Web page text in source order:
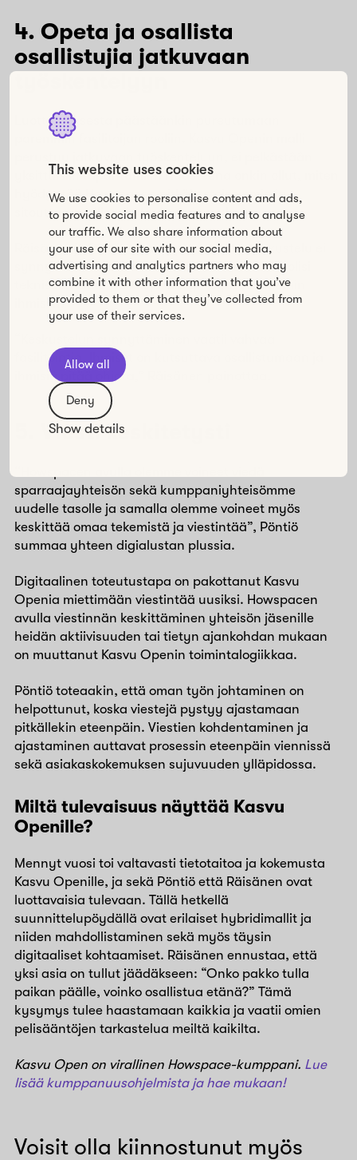
This website uses cookies
We use cookies to personalise content and ads,
to provide social media features and to analyse
our traffic. We also share information about
your use of our site with our social media,
advertising and analytics partners who may
combine it with other information that you’ve
provided to them or that they’ve collected from
your use of their services.
Allow all
Deny
Show details
4. Opeta ja osallista
osallistujia jatkuvaan
Luottamuksesta päästäänkin pureutumaan
paremmin fasilitoijan rooliin. Kasvu Openin malli
yksittäisiin tapahtumiin. Haasteena onkin ollut, miten
hyödyntää Howspacea pitkäkestoisemmin ja
sitouttaa osallistujia laajemmin mukaan.
Räisänen ja Pöntiö ovat oppineet, että keskustelu ei
synny välttämättä itsestään vaikka alustalle olisi
teknisesti luotu paikkoja olla yhteydessä muihin
ihmisiin.
fasilitointia. Ihmiset on kutsuttava osallistumaan ja
ihmisiä pitää ohjata,” Räisänen painottaa.
5. Viesti keskitetysti
sparraajayhteisön sekä kumppaniyhteisömme
uudelle tasolle ja samalla olemme voineet myös
keskittää omaa tekemistä ja viestintää”, Pöntiö
summaa yhteen digialustan plussia.
Digitaalinen toteutustapa on pakottanut Kasvu
Openia miettimään viestintää uusiksi. Howspacen
avulla viestinnän keskittäminen yhteisön jäsenille
heidän aktiivisuuden tai tietyn ajankohdan mukaan
on muuttanut Kasvu Openin toimintalogiikkaa.
Pöntiö toteaakin, että oman työn johtaminen on
helpottunut, koska viestejä pystyy ajastamaan
pitkällekin eteenpäin. Viestien kohdentaminen ja
ajastaminen auttavat prosessin eteenpäin viennissä
sekä asiakaskokemuksen sujuvuuden ylläpidossa.
Miltä tulevaisuus näyttää Kasvu
Openille?
Mennyt vuosi toi valtavasti tietotaitoa ja kokemusta
Kasvu Openille, ja sekä Pöntiö että Räisänen ovat
luottavaisia tulevaan. Tällä hetkellä
suunnittelupöydällä ovat erilaiset hybridimallit ja
niiden mahdollistaminen sekä myös täysin
digitaaliset kohtaamiset. Räisänen ennustaa, että
yksi asia on tullut jäädäkseen: “Onko pakko tulla
paikan päälle, voinko osallistua etänä?” Tämä
kysymys tulee haastamaan kaikkia ja vaatii omien
pelisääntöjen tarkastelua meiltä kaikilta.
Kasvu Open on virallinen Howspace-kumppani. Lue
lisää kumppanuusohjelmista ja hae mukaan!
Voisit olla kiinnostunut myös